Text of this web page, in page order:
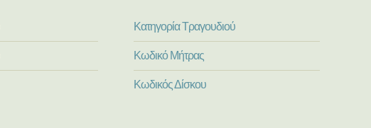
Κατηγορία Τραγουδιού
Κωδικό Μήτρας
Κωδικός Δίσκου